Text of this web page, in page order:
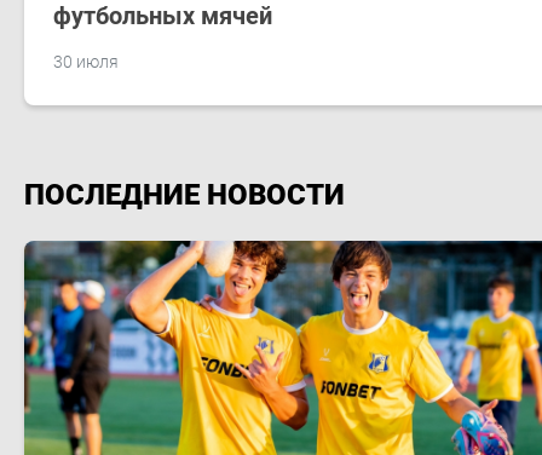
30 июля
футбольных мячей
ПОСЛЕДНИЕ НОВОСТИ